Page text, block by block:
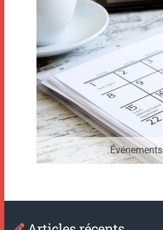
Événements